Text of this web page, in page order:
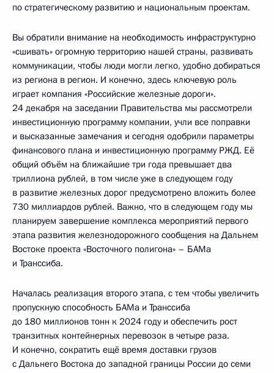
по стратегическому развитию и национальным проектам.
Вы обратили внимание на необходимость инфраструктурно
«сшивать» огромную территорию нашей страны, развивать
коммуникации, чтобы люди могли легко, удобно добираться
из региона в регион. И конечно, здесь ключевую роль
играет компания «Российские железные дороги».
24 декабря на заседании Правительства мы рассмотрели
инвестиционную программу компании, учли все поправки
и высказанные замечания и сегодня одобрили параметры
финансового плана и инвестиционную программу РЖД. Её
общий объём на ближайшие три года превышает два
триллиона рублей, в том числе уже в следующем году
в развитие железных дорог предусмотрено вложить более
730 миллиардов рублей. Важно, что в следующем году мы
планируем завершение комплекса мероприятий первого
этапа развития железнодорожного сообщения на Дальнем
Востоке проекта «Восточного полигона» – БАМа
и Транссиба.
Началась реализация второго этапа, с тем чтобы увеличить
пропускную способность БАМа и Транссиба
до 180 миллионов тонн к 2024 году и обеспечить рост
транзитных контейнерных перевозок в четыре раза.
И конечно, сократить ещё время доставки грузов
с Дальнего Востока до западной границы России до семи